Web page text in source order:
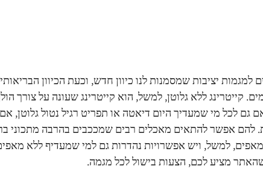
למגמות יציבות שמסמנות לנו כיוון חדש, וכעת הכיוון
קייטרינג ללא גלוטן, למשל, הוא קייטרינג שעונה על צורך
גם לכל מי שמעדיך היום דיאטה או תפריט רגיל נטול גלוטן, אם
להם אפשר להתאים מאכלים רבים שמככבים בהרבה מתכוני
מאפים, למשל, ויש אפשרויות נהדרות גם למי שמעדיף ללא
מציע לכם, הצעות בישול לכל מגמה.